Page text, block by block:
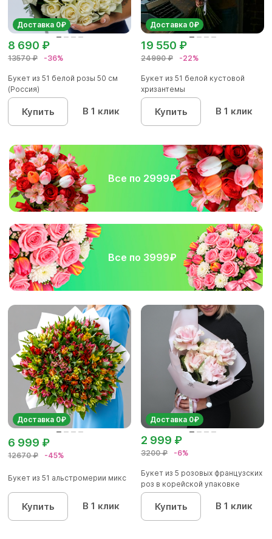
Доставка 0₽
13570 ₽ -36%
8 690 ₽
Букет из 51 белой розы 50 см
(Россия)
Купить В 1 клик
Доставка 0₽
24990 ₽ -22%
19 550 ₽
Букет из 51 белой кустовой
хризантемы
Купить В 1 клик
Все по 2999₽
Все по 3999₽
Доставка 0₽
12670 ₽ -45%
6 999 ₽
Букет из 51 альстромерии микс
Купить В 1 клик
Доставка 0₽
3200 ₽ -6%
2 999 ₽
Букет из 5 розовых французских
роз в корейской упаковке
Купить В 1 клик